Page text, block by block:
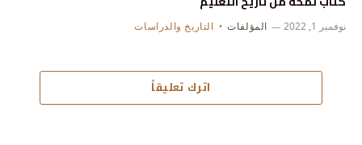
نوفمبر 1, 2022 المؤلفات التاريخ والدراسات
اترك تعليقاً